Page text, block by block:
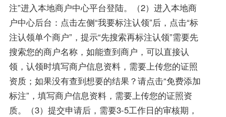
注”进入本地商户中心平台登陆。（2）进入本地商
户中心后台：点击左侧“我要标注认领”后，点击“标
注认领单个商户”，提示“先搜索再标注认领”需要先
搜索您的商户名称，如能查到商户，可以直接认
领，认领时填写商户信息资料，需要上传您的证照
资质；如果没有查到想要的结果？请点击“免费添加
标注”，填写商户信息资料，需要上传您的证照资
质。（3）提交申请后，需要3-5工作日的审核期，